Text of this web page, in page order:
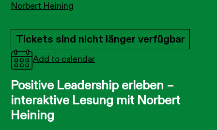
Norbert Heining
Tickets sind nicht länger verfügbar
Add to calendar
Positive Leadership erleben –
interaktive Lesung mit Norbert
Heining